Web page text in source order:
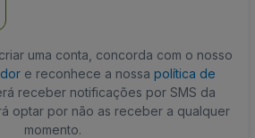
uma conta, concorda com o nosso
e reconhece a nossa política de
receber notificações por SMS da
optar por não as receber a qualquer
momento.